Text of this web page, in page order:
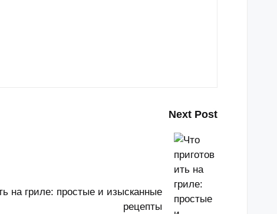
Next Post
на гриле: простые и изысканные
рецепты